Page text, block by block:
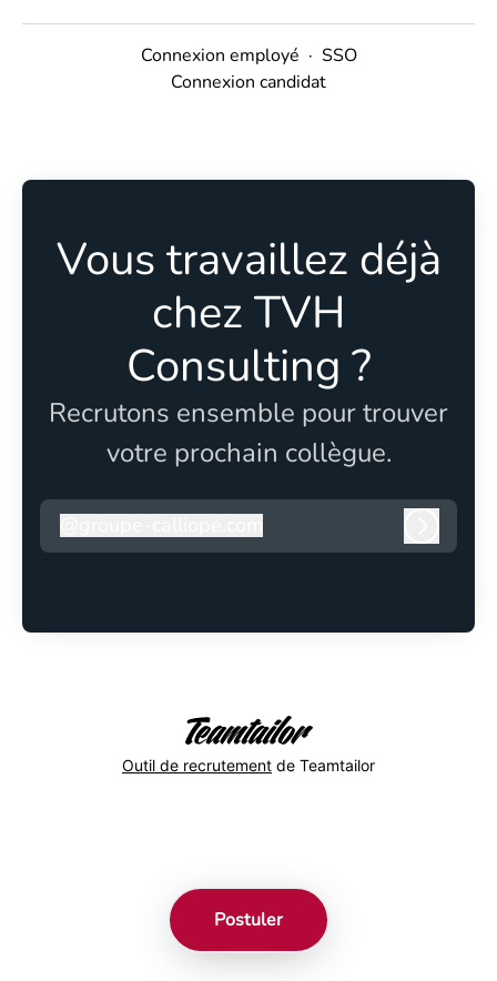
Postuler
Connexion employé · SSO
Connexion candidat
Vous travaillez déjà
chez TVH
Consulting ?
Recrutons ensemble pour trouver
votre prochain collègue.
groupe-calliope.com
Outil de recrutement de Teamtailor